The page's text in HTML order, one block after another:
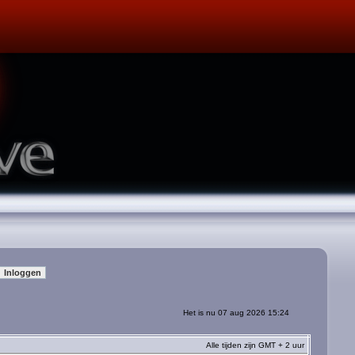
Het is nu 07 aug 2026 15:24
Alle tijden zijn GMT + 2 uur